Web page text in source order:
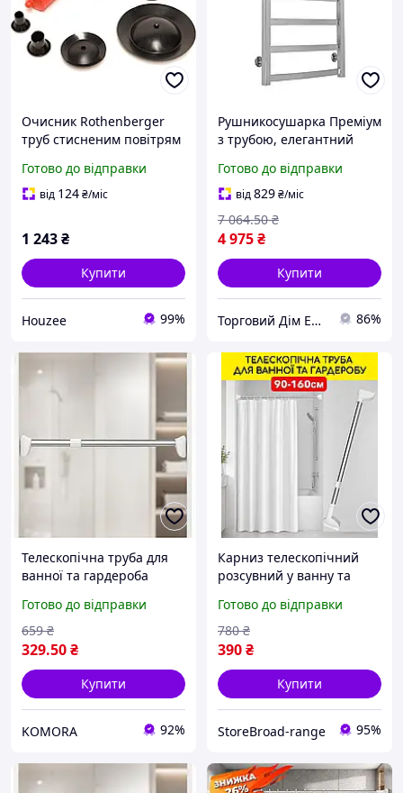
Очисник Rothenberger
труб стисненим повітрям
4 перехідниками
Готово до відправки
від 124₴/міс
1 243₴
Купити
Houzee 99%
Рушникосушарка Преміум
з трубою, елегантний
кімнати, висока якість
виконання
Готово до відправки
від829₴/міс
4 975₴
7 064.50 ₴
Купити
Торговий Дім ERSTER 86%
Телескопічна труба для
ванної та гардероба
свердління для шторок і
одягу
Готово до відправки
329.50₴
659 ₴
Купити
KOMORA 92%
Карниз телескопічний
розсувний у ванну та
Штанга для ванної Труба
для ванної кімнати
Готово до відправки
390₴
780 ₴
Купити
StoreBroad-range 95%